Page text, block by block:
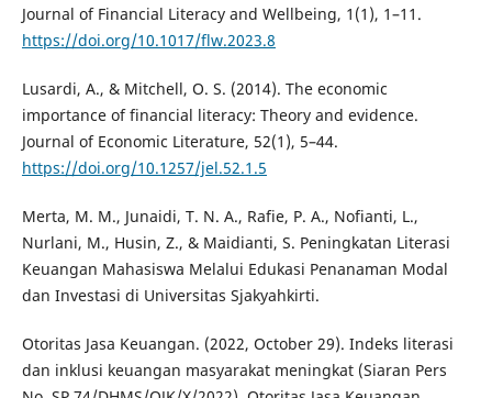
Journal of Financial Literacy and Wellbeing, 1(1), 1–11.
https://doi.org/10.1017/flw.2023.8
Lusardi, A., & Mitchell, O. S. (2014). The economic
importance of financial literacy: Theory and evidence.
Journal of Economic Literature, 52(1), 5–44.
https://doi.org/10.1257/jel.52.1.5
Merta, M. M., Junaidi, T. N. A., Rafie, P. A., Nofianti, L.,
Nurlani, M., Husin, Z., & Maidianti, S. Peningkatan Literasi
Keuangan Mahasiswa Melalui Edukasi Penanaman Modal
dan Investasi di Universitas Sjakyahkirti.
Otoritas Jasa Keuangan. (2022, October 29). Indeks literasi
dan inklusi keuangan masyarakat meningkat (Siaran Pers